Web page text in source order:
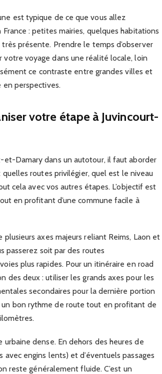
est typique de ce que vous allez
: petites mairies, quelques habitations
présente. Prendre le temps d’observer
votre voyage dans une réalité locale, loin
ce contraste entre grandes villes et
en perspectives.
votre étape à Juvincourt-
Damary dans un autotour, il faut aborder
routes privilégier, quel est le niveau
cela avec vos autres étapes. L’objectif est
en profitant d’une commune facile à
axes majeurs reliant Reims, Laon et
passerez soit par des routes
plus rapides. Pour un itinéraire en road
des deux : utiliser les grands axes pour les
secondaires pour la dernière portion
bon rythme de route tout en profitant de
dense. En dehors des heures de
engins lents) et d’éventuels passages
reste généralement fluide. C’est un